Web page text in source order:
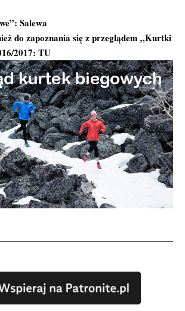
Salewa
do zapoznania się z przeglądem „Kurtki
2017: TU